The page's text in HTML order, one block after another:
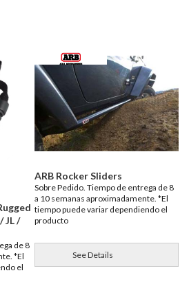
JL /
de 8
*El
el
ARB Rocker Sliders
Sobre Pedido. Tiempo de entrega de 8
a 10 semanas aproximadamente. *El
tiempo puede variar dependiendo el
producto
See Details